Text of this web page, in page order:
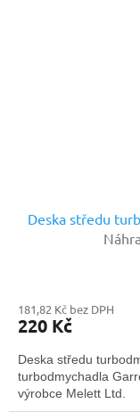
Deska středu
181,82 Kč bez DPH
220 Kč
Deska středu
turbodmychadla
výrobce Melett Ltd.